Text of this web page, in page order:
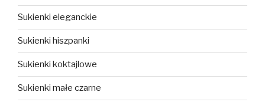
Sukienki eleganckie
Sukienki hiszpanki
Sukienki koktajlowe
Sukienki małe czarne